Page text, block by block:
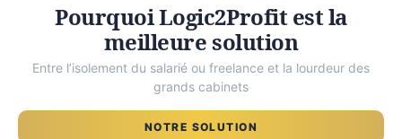
Pourquoi Logic2Profit est la
meilleure solution
Entre l’isolement du salarié ou freelance et la lourdeur des
grands cabinets
NOTRE SOLUTION